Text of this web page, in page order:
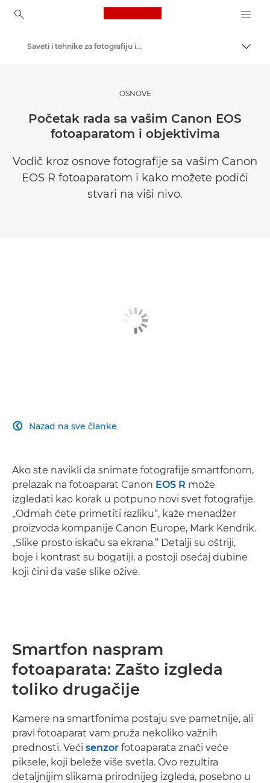
Canon Logo, back to
Pronađite inspiraciju | Saveti za fotografisanje / štampanje i vodiči za kupce
Saveti i tehnike za fotografiju i štampanje
OSNOVE
Početak rada sa vašim Canon EOS
fotoaparatom i objektivima
Vodič kroz osnove fotografije sa vašim Canon
EOS R fotoaparatom i kako možete podići
stvari na viši nivo.
Nazad na sve članke

Ako ste navikli da snimate fotografije smartfonom,
prelazak na fotoaparat Canon EOS R može
izgledati kao korak u potpuno novi svet fotografije.
„Odmah ćete primetiti razliku“, kaže menadžer
proizvoda kompanije Canon Europe, Mark Kendrik.
„Slike prosto iskaču sa ekrana.“ Detalji su oštriji,
boje i kontrast su bogatiji, a postoji osećaj dubine
koji čini da vaše slike ožive.
Smartfon naspram
fotoaparata: Zašto izgleda
toliko drugačije
Kamere na smartfonima postaju sve pametnije, ali
pravi fotoaparat vam pruža nekoliko važnih
prednosti. Veći senzor fotoaparata znači veće
piksele, koji beleže više svetla. Ovo rezultira
detaljnijim slikama prirodnijeg izgleda, posebno u